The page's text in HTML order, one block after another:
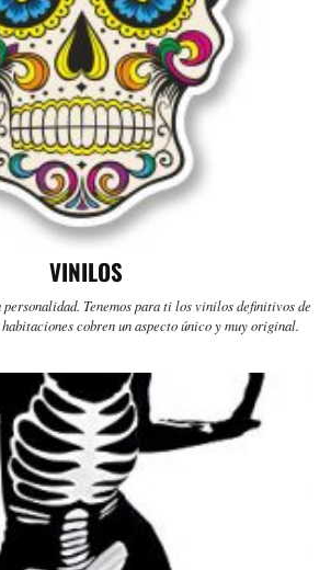
VINILOS
Tenemos para ti los vinilos definitivos de
cobren un aspecto único y muy original.